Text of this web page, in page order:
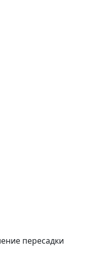
пересадки